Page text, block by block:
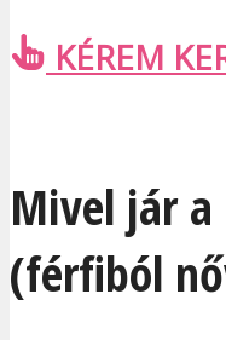
KÉREM
Mivel jár
(férfiból